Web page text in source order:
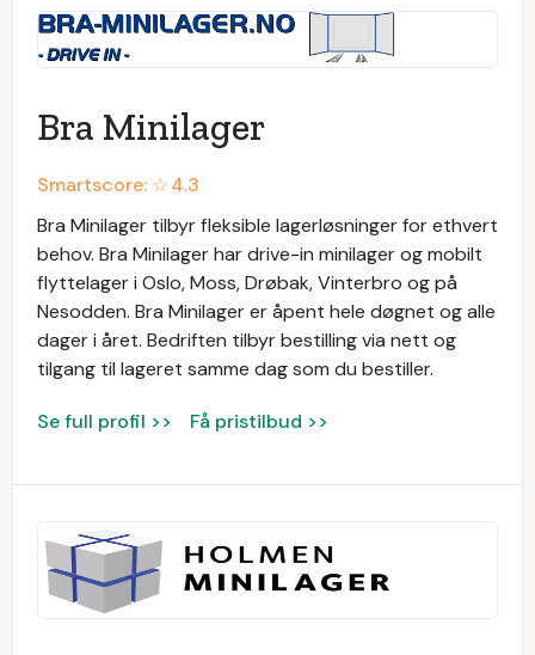
Bra Minilager
Smartscore: ☆4.3
Bra Minilager tilbyr fleksible lagerløsninger for ethvert
behov. Bra Minilager har drive-in minilager og mobilt
flyttelager i Oslo, Moss, Drøbak, Vinterbro og på
Nesodden. Bra Minilager er åpent hele døgnet og alle
dager i året. Bedriften tilbyr bestilling via nett og
tilgang til lageret samme dag som du bestiller.
Se full profil >> Få pristilbud >>